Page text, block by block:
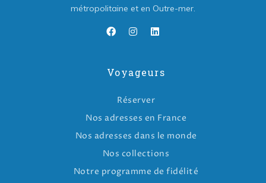
métropolitaine et en Outre-mer.
Voyageurs
Réserver
Nos adresses en France
Nos adresses dans le monde
Nos collections
Notre programme de fidélité